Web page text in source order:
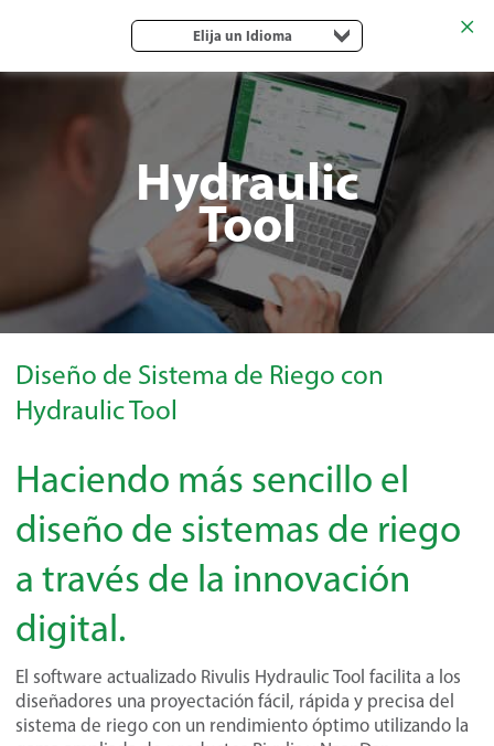
Elija un Idioma
Hydraulic
Tool
Diseño de Sistema de Riego con
Hydraulic Tool
Haciendo más sencillo el
diseño de sistemas de riego
a través de la innovación
digital.
El software actualizado Rivulis Hydraulic Tool facilita a los
diseñadores una proyectación fácil, rápida y precisa del
sistema de riego con un rendimiento óptimo utilizando la